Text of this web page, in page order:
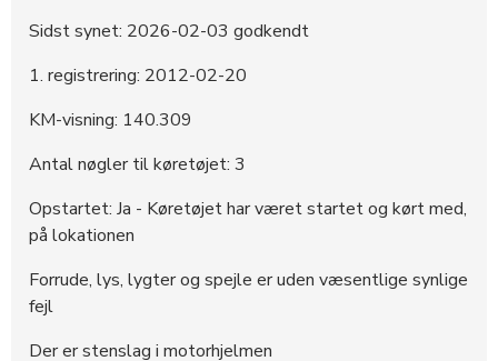
Sidst synet: 2026-02-03 godkendt
1. registrering: 2012-02-20
KM-visning: 140.309
Antal nøgler til køretøjet: 3
Opstartet: Ja - Køretøjet har været startet og kørt med,
på lokationen
Forrude, lys, lygter og spejle er uden væsentlige synlige
fejl
Der er stenslag i motorhjelmen